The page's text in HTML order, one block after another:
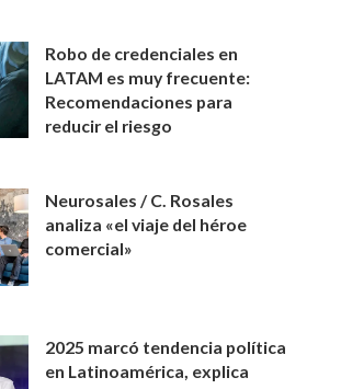
Robo de credenciales en
LATAM es muy frecuente:
Recomendaciones para
reducir el riesgo
Neurosales / C. Rosales
analiza «el viaje del héroe
comercial»
2025 marcó tendencia política
en Latinoamérica, explica